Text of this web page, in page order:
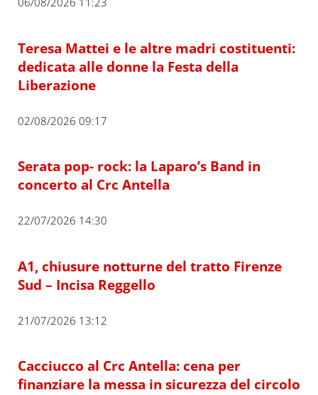
Teresa Mattei e le altre madri costituenti:
dedicata alle donne la Festa della
Liberazione
02/08/2026 09:17
Serata pop- rock: la Laparo’s Band in
concerto al Crc Antella
22/07/2026 14:30
A1, chiusure notturne del tratto Firenze
Sud – Incisa Reggello
21/07/2026 13:12
Cacciucco al Crc Antella: cena per
finanziare la messa in sicurezza del circolo